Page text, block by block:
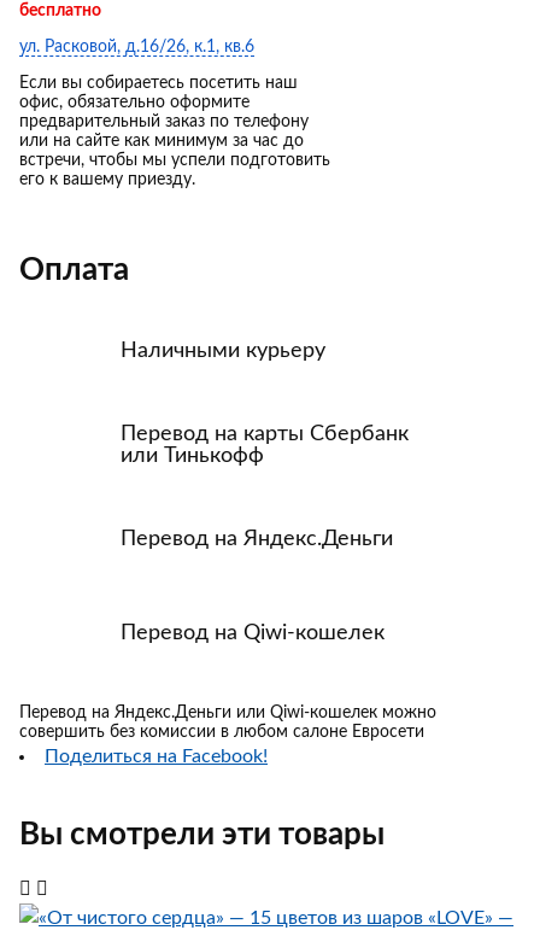
бесплатно
ул. Расковой, д.16/26, к.1, кв.6
Если вы собираетесь посетить наш
офис, обязательно оформите
предварительный заказ по телефону
или на сайте как минимум за час до
встречи, чтобы мы успели подготовить
его к вашему приезду.
Оплата
Наличными курьеру
Перевод на карты Сбербанк
или Тинькофф
Перевод на Яндекс.Деньги
Перевод на Qiwi-кошелек
Перевод на Яндекс.Деньги или Qiwi-кошелек можно
совершить без комиссии в любом салоне Евросети
Поделиться на Facebook!
Вы смотрели эти товары
«LOVE» —